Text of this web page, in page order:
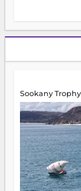
Sookany